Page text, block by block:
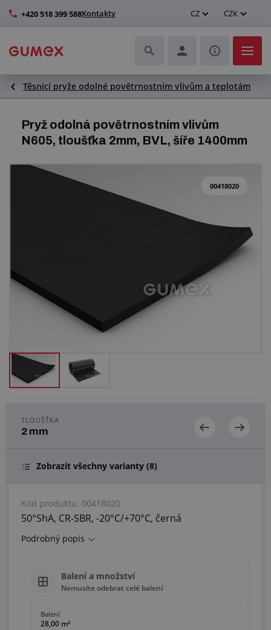
+420 518 399 588Kontakty CZ CZK
Hadice a jejich kompletace
Profily a výroba těsnění
Dopravníkové pásy a montáž
Centrum poptávek
Vše o nákupu
Těsnicí pryže odolné povětrnostním vlivům a teplotám
Pryž odolná povětrnostním vlivům
N605, tloušťka 2mm, BVL, šíře 1400mm
00418020
TLOUŠŤKA
2 mm
Zobrazit všechny varianty (8)
Kód produktu: 00418020
50°ShA, CR-SBR, -20°C/+70°C, černá
Podrobný popis
Balení a množství
Nemusíte odebrat celé balení
Balení
28,00 m²